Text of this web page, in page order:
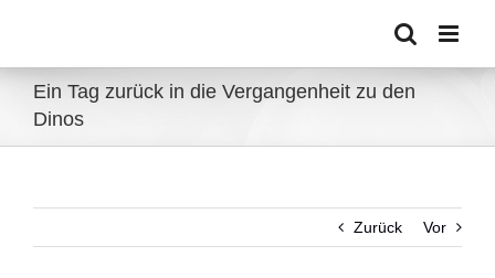
Ein Tag zurück in die Vergangenheit zu den
Dinos
Zurück Vor